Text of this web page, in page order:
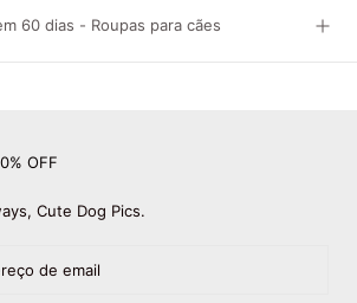
60 dias - Roupas para cães
OFF
Cute Dog Pics.